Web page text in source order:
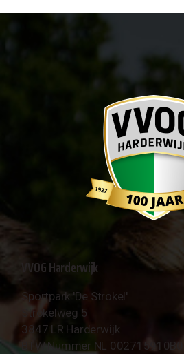
VVOG Harderwijk
Sportpark 'De Strokel'
Strokelweg 5
3847 LR Harderwijk
BTW Nummer NL 002715910B01